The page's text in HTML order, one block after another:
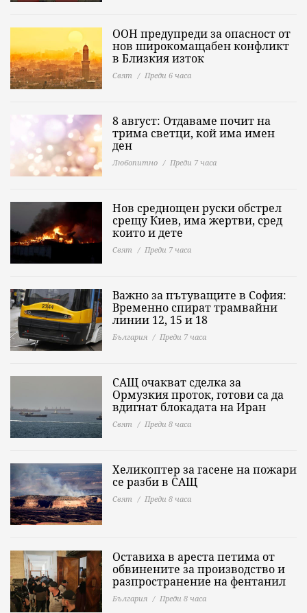
ООН предупреди за опасност от
нов широкомащабен конфликт
в Близкия изток
Свят Преди 6 часа
8 август: Отдаваме почит на
трима светци, кой има имен
ден
Любопитно Преди 7 часа
Нов среднощен руски обстрел
срещу Киев, има жертви, сред
които и дете
Свят Преди 7 часа
Важно за пътуващите в София:
Временно спират трамвайни
линии 12, 15 и 18
България Преди 7 часа
САЩ очакват сделка за
Ормузкия проток, готови са да
вдигнат блокадата на Иран
Свят Преди 8 часа
Хеликоптер за гасене на пожари
се разби в САЩ
Свят Преди 8 часа
Оставиха в ареста петима от
обвинените за производство и
разпространение на фентанил
България Преди 8 часа